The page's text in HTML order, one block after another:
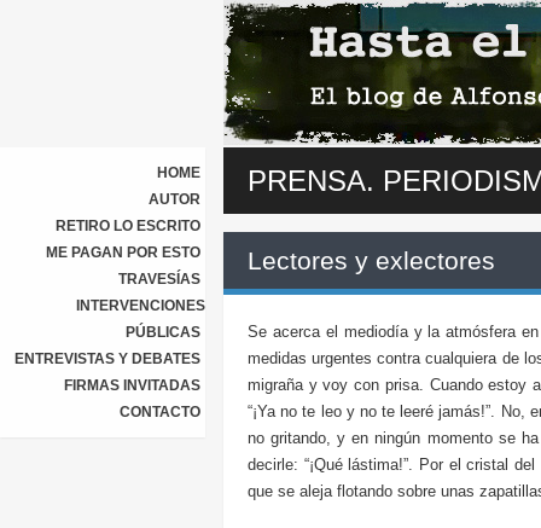
HOME
AUTOR
RETIRO LO ESCRITO
ME PAGAN POR ESTO
TRAVESÍAS
INTERVENCIONES
PÚBLICAS
ENTREVISTAS Y DEBATES
FIRMAS INVITADAS
CONTACTO
PRENSA.
Lectores y exlectores
Se acerca el mediodía y la atmósfera
medidas urgentes contra cualquiera de
migraña y voy con prisa. Cuando estoy
“¡Ya no te leo y no te leeré jamás!”. No,
no gritando, y en ningún momento se
decirle: “¡Qué lástima!”. Por el cristal
que se aleja flotando sobre unas